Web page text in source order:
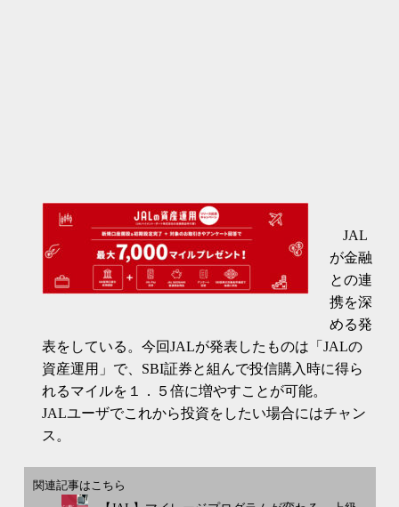
JAL
が金融
との連
携を深
める発
表をしている。今回JALが発表したものは「JALの
資産運用」で、SBI証券と組んで投信購入時に得ら
れるマイルを１．５倍に増やすことが可能。
JALユーザでこれから投資をしたい場合にはチャン
ス。
関連記事はこちら